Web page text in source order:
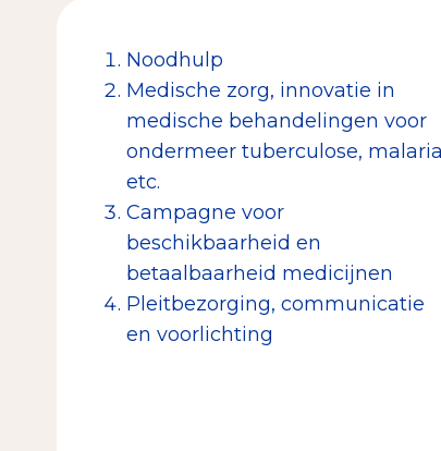
Noodhulp
Medische zorg, innovatie in
medische behandelingen voor
ondermeer tuberculose, malaria
etc.
Campagne voor
beschikbaarheid en
betaalbaarheid medicijnen
Pleitbezorging, communicatie
en voorlichting